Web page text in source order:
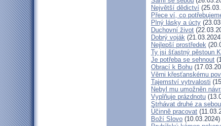
Největší dědictví
Přece ví, co
Plný lásky a úcty
Duchovní život
Dobrý voják
Nejlepší prostředek
Ty jsi šťastný pěstoun
Je potřeba se sehnout
Obrací k Bohu
Věrni křesťanskému
Tajemství vytrvalosti
Nebyl mu umožněn
Vyplňuje prázdnotu
Strhávat druhé za sebou
Účinně pracovat
Boží Slovo (10.03.2024)